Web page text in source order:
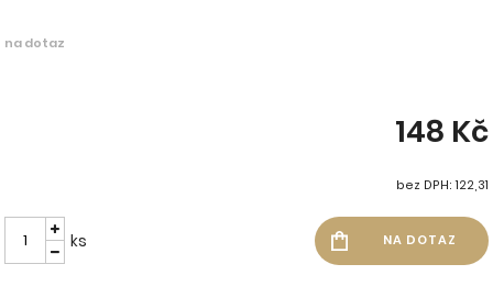
na dotaz
148 Kč
bez DPH: 122,31
ks